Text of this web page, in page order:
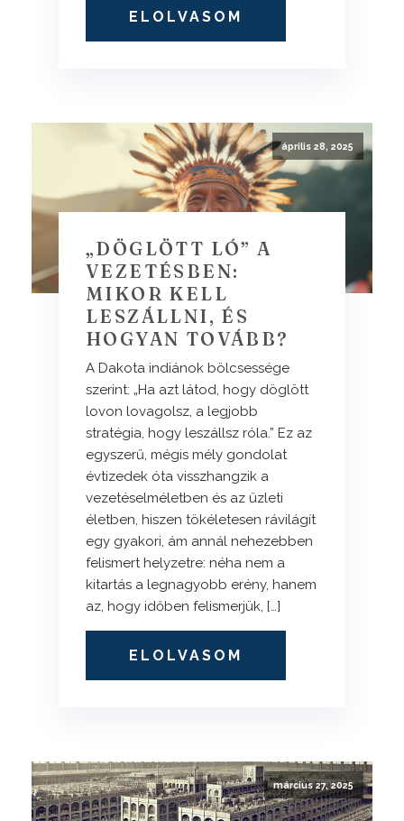
ELOLVASOM
április 28, 2025
„DÖGLÖTT LÓ” A
VEZETÉSBEN:
MIKOR KELL
LESZÁLLNI, ÉS
HOGYAN TOVÁBB?
A Dakota indiánok bölcsessége
szerint: „Ha azt látod, hogy döglött
lovon lovagolsz, a legjobb
stratégia, hogy leszállsz róla.” Ez az
egyszerű, mégis mély gondolat
évtizedek óta visszhangzik a
vezetéselméletben és az üzleti
életben, hiszen tökéletesen rávilágít
egy gyakori, ám annál nehezebben
felismert helyzetre: néha nem a
kitartás a legnagyobb erény, hanem
az, hogy időben felismerjük, […]
ELOLVASOM
március 27, 2025